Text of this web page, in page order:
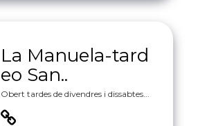
La Manuela-tard
eo San..
Obert tardes de divendres i dissabtes...